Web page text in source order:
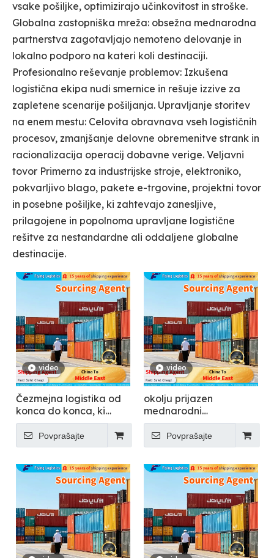
vsake pošiljke, optimizirajo učinkovitost in stroške.
Globalna zastopniška mreža: obsežna mednarodna
partnerstva zagotavljajo nemoteno delovanje in
lokalno podporo na kateri koli destinaciji.
Profesionalno reševanje problemov: Izkušena
logistična ekipa nudi smernice in rešuje izzive za
zapletene scenarije pošiljanja. Upravljanje storitev
na enem mestu: Celovita obravnava vseh logističnih
procesov, zmanjšanje delovne obremenitve strank in
racionalizacija operacij dobavne verige. Veljavni
tovor Primerno za industrijske stroje, elektroniko,
pokvarljivo blago, pakete e-trgovine, projektni tovor
in posebne pošiljke, ki zahtevajo zanesljive,
prilagojene in popolnoma upravljane logistične
rešitve za nestandardne ali oddaljene globalne
destinacije.
video
Čezmejna logistika od
konca do konca, ki
podpira več kot 150
držav - Letenje
Povprašajte
video
okolju prijazen
mednarodni
kontejnerski transport -
FlyingPovprašajte